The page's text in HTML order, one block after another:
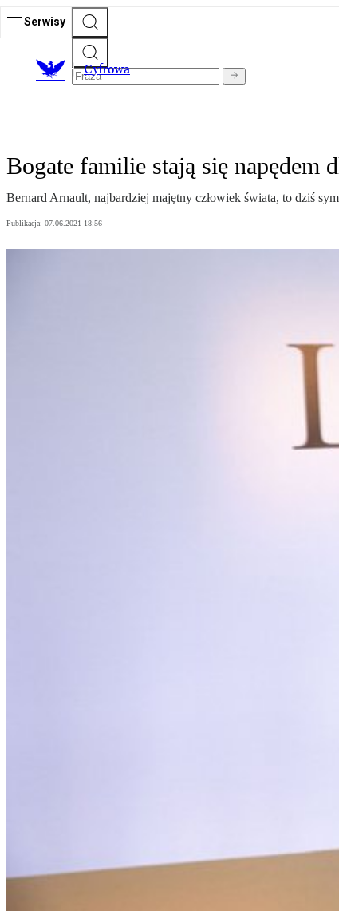
Serwisy
Cyfrowa
Bogate familie stają się napędem
Bernard Arnault, najbardziej majętny człowiek świata, to dziś
Publikacja: 07.06.2021 18:56